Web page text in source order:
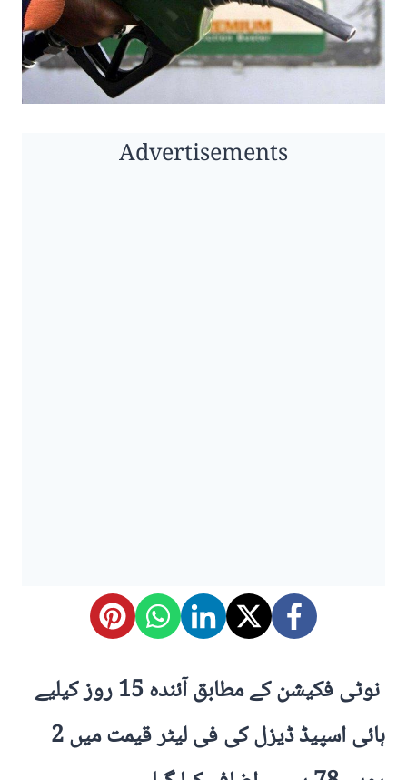
Advertisements
نوٹی فکیشن کے مطابق آئندہ 15 روز کیلیے
ہائی اسپیڈ ڈیزل کی فی لیٹر قیمت میں 2